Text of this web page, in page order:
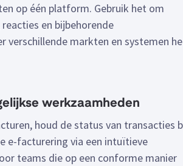
op één platform. Gebruik het om
en bijbehorende
verschillende markten en systemen
werkzaamheden
houd de status van transacties
e-facturering via een intuïtieve
teams die op een conforme manier